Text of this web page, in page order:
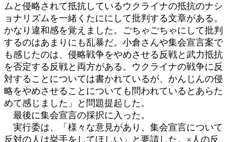
ムと侵略されて抵抗しているウクライナの抵抗のナシ
ョナリズムを一緒くたににして批判する文章がある。
かなり違和感を覚えました。ごちゃごちゃにして批判
するのはあまりにも乱暴だ。小倉さんや集会宣言案で
も感じたのは、侵略戦争をやめさせる反戦と武力抵抗
を否定する反戦と両方がある。ウクライナの戦争に反
対することについては書かれているが、かんじんの侵
略をやめさせることについても問われているとあらた
めて感じました」と問題提起した。
最後に集会宣言の採択に入った。
実行委は、「様々な意見があり、集会宣言について
反対の人は挙手をしてほしい」と要請した。×人の反